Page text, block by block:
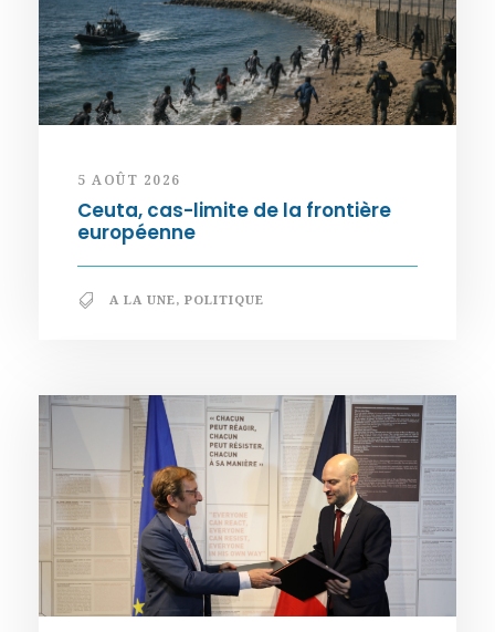
5 AOÛT 2026
Ceuta, cas-limite de la frontière
européenne
A LA UNE, POLITIQUE